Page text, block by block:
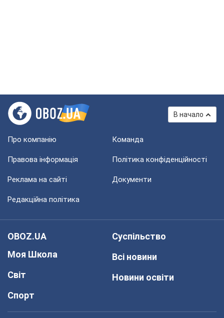
В начало
Про компанію Команда
Правова інформація Політика конфіденційності
Реклама на сайті Документи
Редакційна політика
OBOZ.UA
Моя Школа
Світ
Спорт
Суспільство
Всі новини
Новини освіти